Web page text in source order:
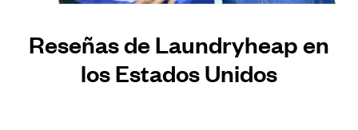
Reseñas de Laundryheap en
los Estados Unidos